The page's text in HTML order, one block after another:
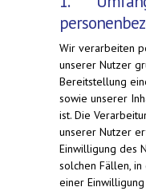
Wir verarbeiten
unserer Nutzer
Bereitstellung
sowie unserer
ist. Die
unserer Nutzer
Einwilligung des
solchen Fällen,
einer